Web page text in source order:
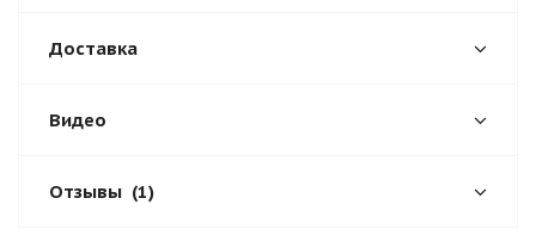
Доставка
Видео
Отзывы (1)